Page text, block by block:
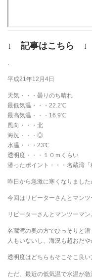
↓ 記事はこちら ↓
平成21年12月4日
天気・・・曇りのち晴れ
最低気温・・・22.2℃
最高気温・・・16.9℃
風向・・・北
海況・・・◎
水温・・・23℃
透明度・・・１０ｍくらい
潜ったポイント・・・名蔵湾「
昨日から急激に寒くなりました
今回はリピーターさんとマンツ
リピーターさんとマンツーマ
名蔵湾の奥の方でひっそりと
人もいないし、海況も超おだ
透明度はどちらもそこそこ良い
ただ、最近の低気温で水温が